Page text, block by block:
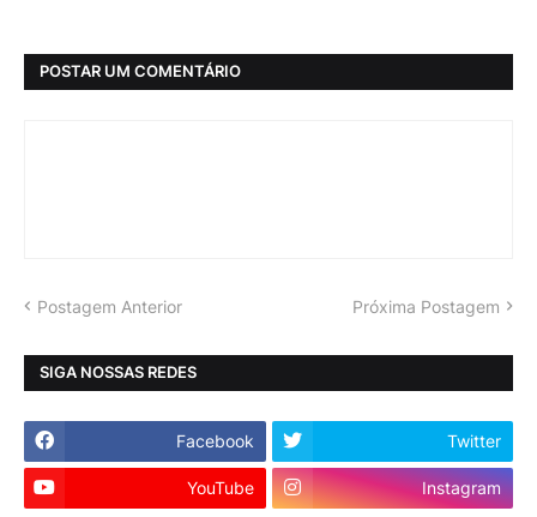
POSTAR UM COMENTÁRIO
Postagem Anterior Próxima Postagem
SIGA NOSSAS REDES
Facebook Twitter
YouTube Instagram